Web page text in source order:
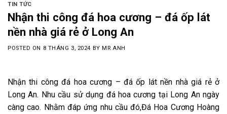
TIN TỨC
Nhận thi công đá hoa cương – đá ốp lát
nền nhà giá rẻ ở Long An
POSTED ON 8 THÁNG 3, 2024 BYMR ANH
Nhận thi công đá hoa cương – đá ốp lát nền nhà giá rẻ ở
Long An. Nhu cầu sử dụng đá hoa cương tại Long An ngày
càng cao. Nhằm đáp ứng nhu cầu đó,Đá Hoa Cương Hoàng